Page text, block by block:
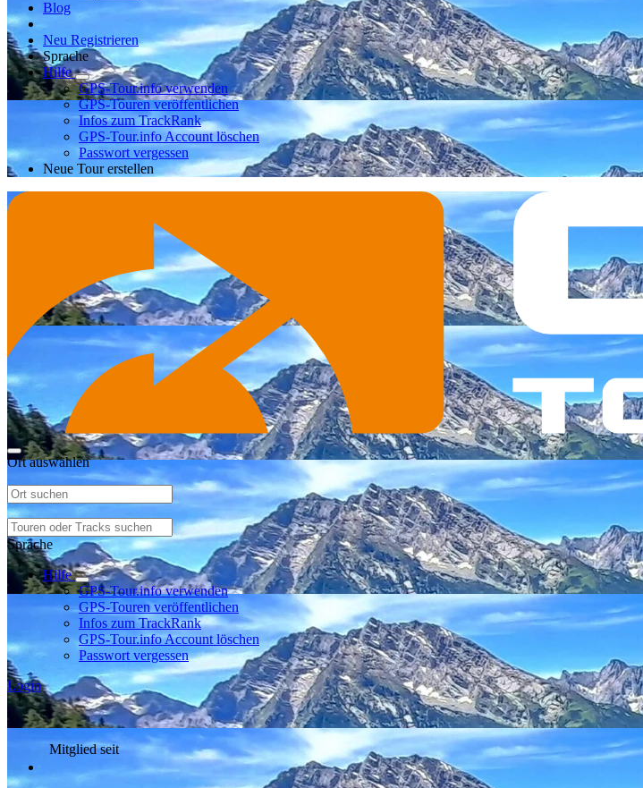
Blog
Neu Registrieren
Sprache
Hilfe
GPS-Tour.info verwenden
GPS-Touren veröffentlichen
Infos zum TrackRank
GPS-Tour.info Account löschen
Passwort vergessen
Neue Tour erstellen
Ort auswählen
Sprache
Hilfe
GPS-Tour.info verwenden
GPS-Touren veröffentlichen
Infos zum TrackRank
GPS-Tour.info Account löschen
Passwort vergessen
Login
Mitglied seit